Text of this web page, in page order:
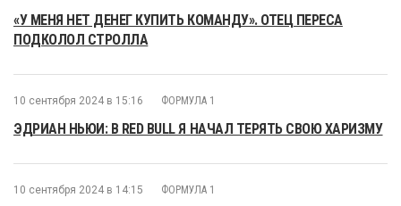
«У МЕНЯ НЕТ ДЕНЕГ КУПИТЬ КОМАНДУ». ОТЕЦ ПЕРЕСА
ПОДКОЛОЛ СТРОЛЛА
10 сентября 2024 в 15:16 ФОРМУЛА 1
ЭДРИАН НЬЮИ: В RED BULL Я НАЧАЛ ТЕРЯТЬ СВОЮ ХАРИЗМУ
10 сентября 2024 в 14:15 ФОРМУЛА 1